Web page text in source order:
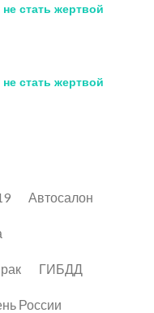
стать жертвой
стать жертвой
Автосалон
ГИБДД
России